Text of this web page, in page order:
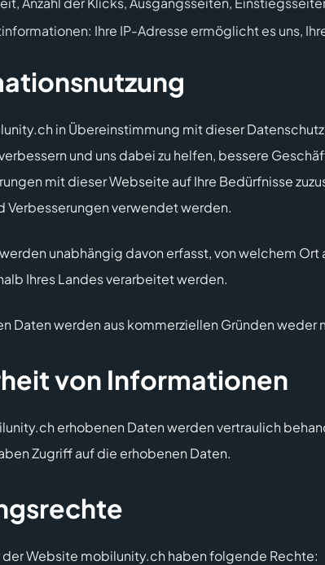
Ihre IP-Adresse ermöglicht es uns,
in Übereinstimmung mit dieser
und uns dabei zu helfen, bessere
mit dieser Webseite auf Ihre Bedürfnisse
Verbesserungen verwendet werden.
unabhängig davon erfasst, von welchem
Ihres Landes verarbeitet werden.
Daten werden aus kommerziellen Gründen
von Informationen
erhobenen Daten werden vertraulich
Zugriff auf die erhobenen Daten.
der Website mobilunity.ch haben folgende Rechte: